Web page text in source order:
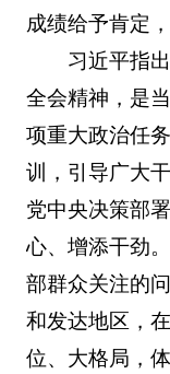
成绩给予肯定
习近平指
全会精神，是
项重大政治任
训，引导广大
党中央决策部
心、增添干劲
部群众关注的
和发达地区，
位、大格局，